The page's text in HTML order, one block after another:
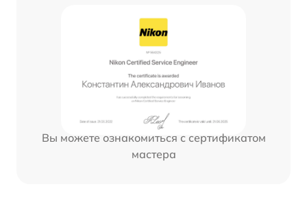
Вы можете ознакомиться с сертификатом
мастера